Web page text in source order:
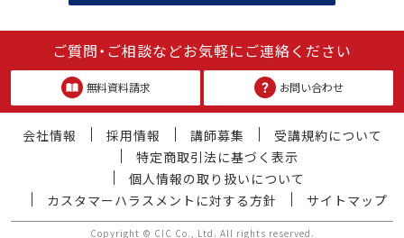
ご質問・ご相談などお気軽にご連絡ください
無料資料請求 お問い合わせ
会社情報 採用情報 講師募集
受講規約について
特定商取引法に基づく表示
個人情報の取り扱いについて
カスタマーハラスメントに対する方針
サイトマップ
Copyright © CIC Co., Ltd. All rights reserved.